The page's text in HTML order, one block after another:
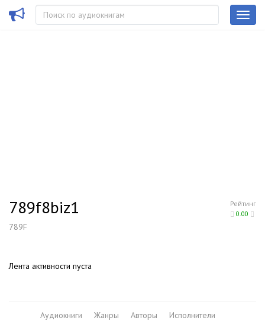
Рейтинг
0.00
789f8biz1
789F
Лента активности пуста
Аудиокниги Жанры Авторы
Исполнители